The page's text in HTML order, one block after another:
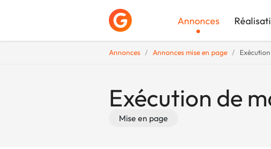
Annonces
Annonces Annonces mise en page
Exécution de
Mise en page